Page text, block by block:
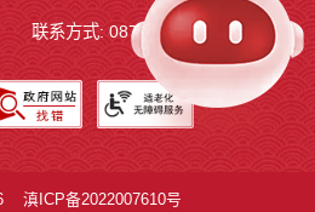
联系方式: 0873-4621209
滇ICP备2022007610号